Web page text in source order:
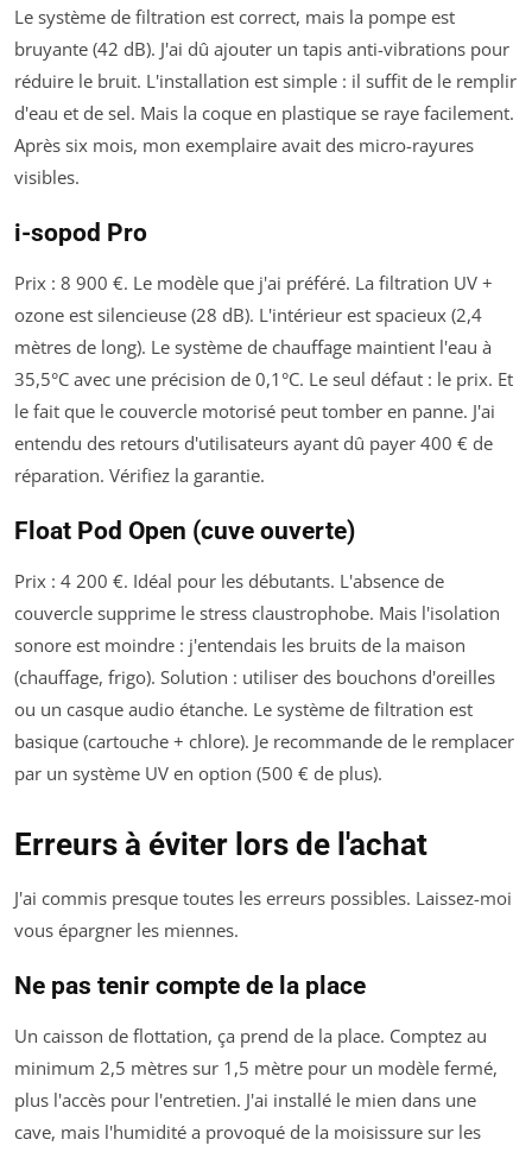
Le système de filtration est correct, mais la pompe est
bruyante (42 dB). J'ai dû ajouter un tapis anti-vibrations pour
réduire le bruit. L'installation est simple : il suffit de le remplir
d'eau et de sel. Mais la coque en plastique se raye facilement.
Après six mois, mon exemplaire avait des micro-rayures
visibles.
i-sopod Pro
Prix : 8 900 €. Le modèle que j'ai préféré. La filtration UV +
ozone est silencieuse (28 dB). L'intérieur est spacieux (2,4
mètres de long). Le système de chauffage maintient l'eau à
35,5°C avec une précision de 0,1°C. Le seul défaut : le prix. Et
le fait que le couvercle motorisé peut tomber en panne. J'ai
entendu des retours d'utilisateurs ayant dû payer 400 € de
réparation. Vérifiez la garantie.
Float Pod Open (cuve ouverte)
Prix : 4 200 €. Idéal pour les débutants. L'absence de
couvercle supprime le stress claustrophobe. Mais l'isolation
sonore est moindre : j'entendais les bruits de la maison
(chauffage, frigo). Solution : utiliser des bouchons d'oreilles
ou un casque audio étanche. Le système de filtration est
basique (cartouche + chlore). Je recommande de le remplacer
par un système UV en option (500 € de plus).
Erreurs à éviter lors de l'achat
J'ai commis presque toutes les erreurs possibles. Laissez-moi
vous épargner les miennes.
Ne pas tenir compte de la place
Un caisson de flottation, ça prend de la place. Comptez au
minimum 2,5 mètres sur 1,5 mètre pour un modèle fermé,
plus l'accès pour l'entretien. J'ai installé le mien dans une
cave, mais l'humidité a provoqué de la moisissure sur les